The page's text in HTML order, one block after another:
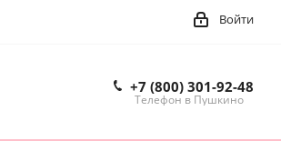
Войти
+7 (800) 301-92-48
Телефон в Пушкино